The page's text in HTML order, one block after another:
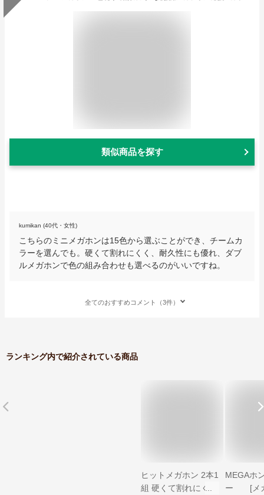
類似商品を探す
kumikan (40代・女性)
こちらのミニメガホンは15色から選ぶことができ、チームカ
ラーを選んでも。硬くて割れにくく、耐久性にも優れ、ダブ
ルメガホンで色の組み合わせも選べるのがいいですね。
全てのおすすめコメント（3件）
ランキング内で紹介されている商品
ヒットメガホン 2本1
組 硬くて割れにくい
MEGAホ
ー [メ